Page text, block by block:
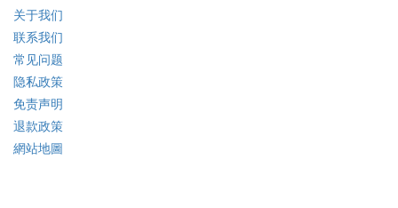
关于我们
联系我们
常见问题
隐私政策
免责声明
退款政策
網站地圖